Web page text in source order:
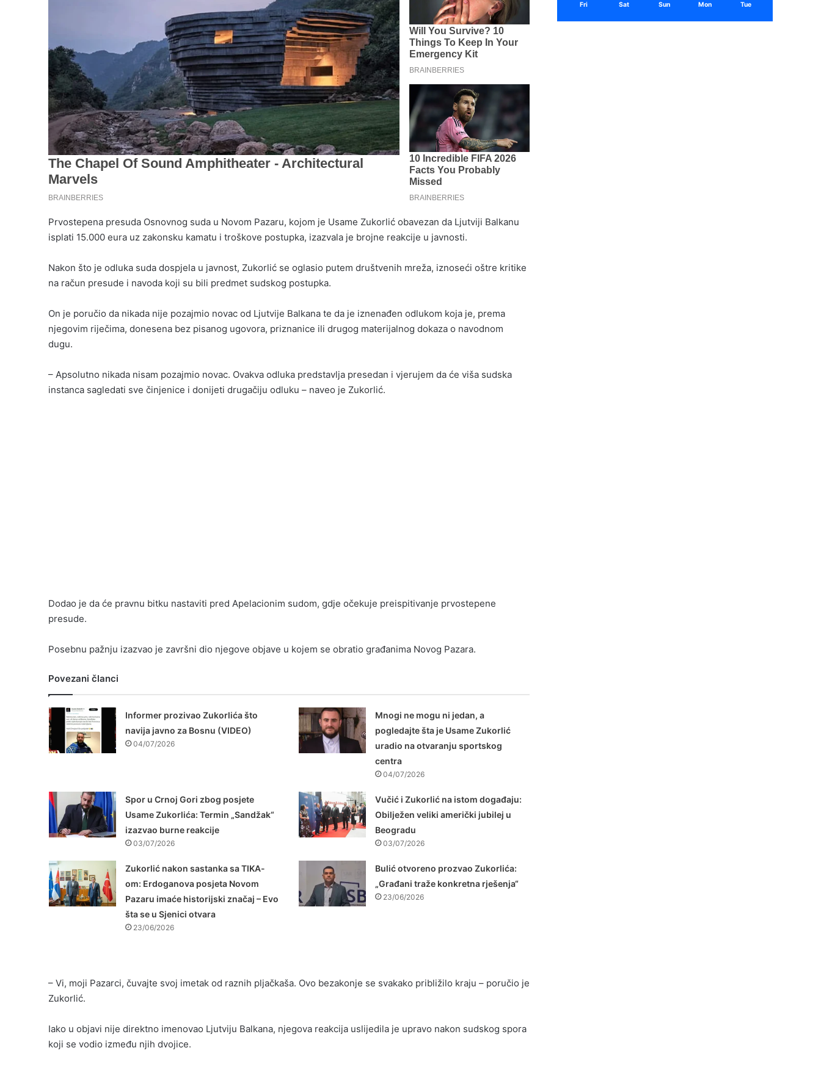
Prvostepena presuda Osnovnog suda u Novom Pazaru, kojom je Usame Zukorlić obavezan da Ljutviji Balkanu
isplati 15.000 eura uz zakonsku kamatu i troškove postupka, izazvala je brojne reakcije u javnosti.
Nakon što je odluka suda dospjela u javnost, Zukorlić se oglasio putem društvenih mreža, iznoseći oštre kritike
na račun presude i navoda koji su bili predmet sudskog postupka.
On je poručio da nikada nije pozajmio novac od Ljutvije Balkana te da je iznenađen odlukom koja je, prema
njegovim riječima, donesena bez pisanog ugovora, priznanice ili drugog materijalnog dokaza o navodnom
dugu.
– Apsolutno nikada nisam pozajmio novac. Ovakva odluka predstavlja presedan i vjerujem da će viša sudska
instanca sagledati sve činjenice i donijeti drugačiju odluku – naveo je Zukorlić.
Dodao je da će pravnu bitku nastaviti pred Apelacionim sudom, gdje očekuje preispitivanje prvostepene
presude.
Posebnu pažnju izazvao je završni dio njegove objave u kojem se obratio građanima Novog Pazara.
Povezani članci
Informer prozivao Zukorlića što
navija javno za Bosnu (VIDEO)
04/07/2026
Mnogi ne mogu ni jedan, a
pogledajte šta je Usame Zukorlić
uradio na otvaranju sportskog
centra
04/07/2026
Spor u Crnoj Gori zbog posjete
Usame Zukorlića: Termin „Sandžak“
izazvao burne reakcije
03/07/2026
Vučić i Zukorlić na istom događaju:
Obilježen veliki američki jubilej u
Beogradu
03/07/2026
Zukorlić nakon sastanka sa TIKA-
om: Erdoganova posjeta Novom
Pazaru imaće historijski značaj – Evo
šta se u Sjenici otvara
23/06/2026
Bulić otvoreno prozvao Zukorlića:
„Građani traže konkretna rješenja“
23/06/2026
– Vi, moji Pazarci, čuvajte svoj imetak od raznih pljačkaša. Ovo bezakonje se svakako približilo kraju – poručio je
Zukorlić.
Iako u objavi nije direktno imenovao Ljutviju Balkana, njegova reakcija uslijedila je upravo nakon sudskog spora
koji se vodio između njih dvojice.
Fri Sat Sun Mon Tue